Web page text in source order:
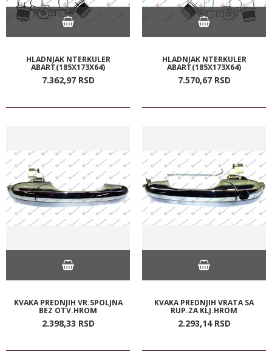
HLADNJAK NTERKULER
ABART(185X173X64)
7.362,97 RSD
HLADNJAK NTERKULER
ABART(185X173X64)
7.570,67 RSD
KVAKA PREDNJIH VR.SPOLJNA
BEZ OTV.HROM
2.398,33 RSD
KVAKA PREDNJIH VRATA SA
RUP.ZA KLJ.HROM
2.293,14 RSD